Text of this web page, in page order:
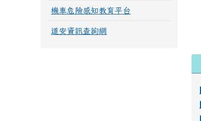
機車危險感知教育平台
道安資訊查詢網